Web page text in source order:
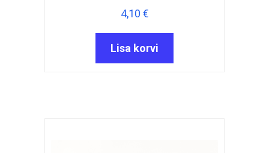
4,10 €
Lisa korvi